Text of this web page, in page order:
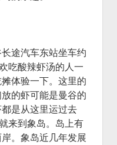
途汽车东站坐车约
吃酸辣虾汤的人一
体验一下。这里的
的虾可能是曼谷的
是从这里运过去
来到象岛。岛上有
。象岛近几年发展